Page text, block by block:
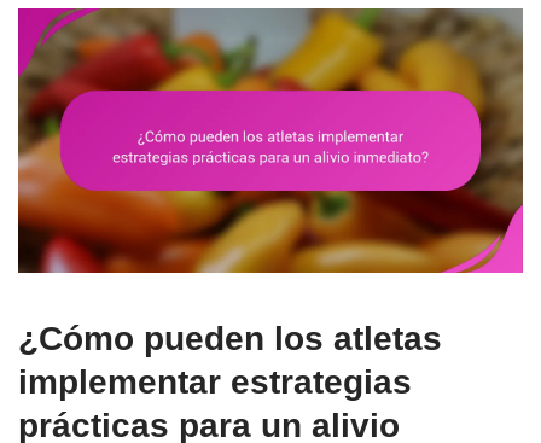
¿Cómo pueden los atletas
implementar estrategias
prácticas para un alivio